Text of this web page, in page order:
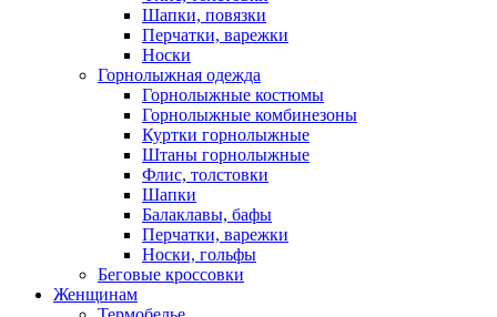
Шапки, повязки
Перчатки, варежки
Носки
Горнолыжная одежда
Горнолыжные костюмы
Горнолыжные комбинезоны
Куртки горнолыжные
Штаны горнолыжные
Флис, толстовки
Шапки
Балаклавы, бафы
Перчатки, варежки
Носки, гольфы
Беговые кроссовки
Женщинам